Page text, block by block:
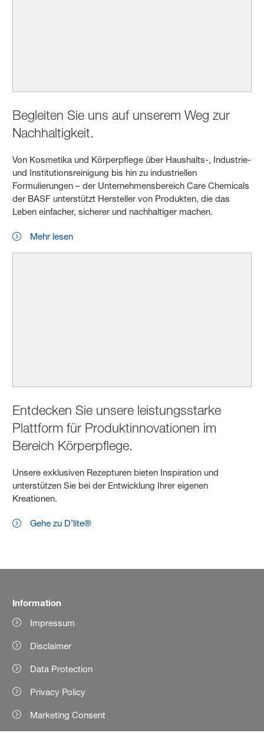
Begleiten Sie uns auf unserem Weg zur
Nachhaltigkeit.
Von Kosmetika und Körperpflege über Haushalts-, Industrie-
und Institutionsreinigung bis hin zu industriellen
Formulierungen – der Unternehmensbereich Care Chemicals
der BASF unterstützt Hersteller von Produkten, die das
Leben einfacher, sicherer und nachhaltiger machen.
Mehr lesen
Entdecken Sie unsere leistungsstarke
Plattform für Produktinnovationen im
Bereich Körperpflege.
Unsere exklusiven Rezepturen bieten Inspiration und
unterstützen Sie bei der Entwicklung Ihrer eigenen
Kreationen.
Gehe zu D’lite®
Information
Impressum
Disclaimer
Data Protection
Privacy Policy
Marketing Consent